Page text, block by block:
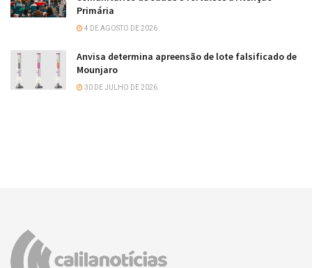
Primária
4 DE AGOSTO DE 2026
Anvisa determina apreensão de lote falsificado de
Mounjaro
30 DE JULHO DE 2026